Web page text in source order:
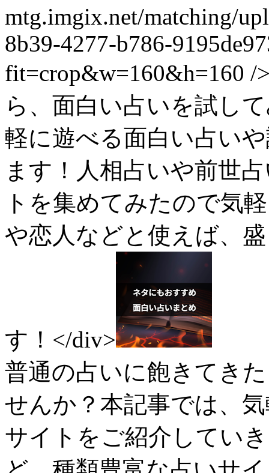
mtg.imgix.net/matching/
8b39-4277-b786-
fit=crop&w=160&h=160
ら、面白い占いを試し
軽に遊べる面白い占い
ます！人相占いや前世
トを集めてみたので気
や恋人などと使えば、
す！</div>
普通の占いに飽きてき
せんか？本記事では、
サイトをご紹介してい